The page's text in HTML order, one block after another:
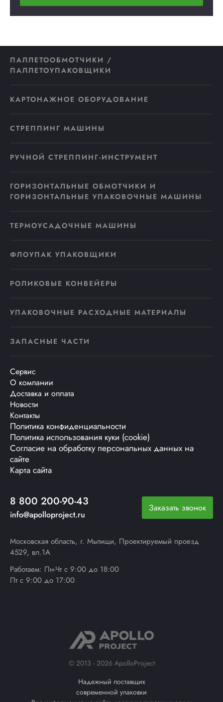
ПАЛЛЕТООБМОТЧИКИ /
ПАЛЛЕТОУПАКОВЩИКИ
КАРТОНАЖНОЕ ОБОРУДОВАНИЕ
СТРЕППИНГ МАШИНЫ
РУЧНОЙ СТРЕППИНГ-ИНСТРУМЕНТ
ГОРИЗОНТАЛЬНЫЕ ОБМОТЧИКИ И
ГОРИЗОНТАЛЬНЫЕ УПАКОВОЧНЫЕ МАШИНЫ
ТЕРМОУСАДОЧНЫЕ МАШИНЫ
ФЛОУПАК УПАКОВЩИКИ
РОЛИКОВЫЕ КОНВЕЙЕРЫ
УПАКОВОЧНЫЕ РАСХОДНЫЕ МАТЕРИАЛЫ
ЗАПАСНЫЕ ЧАСТИ
© 2013 - 2026 ApolloProject
Надежный поставщик
современной упаковки
Сервис
О компании
Доставка и оплата
Новости
Контакты
Политика конфиденциальности
Политика использования куки (cookie)
Согласие на обработку персональных данных на
сайте
Карта сайта
8 800 200-90-43
info@apolloproject.ru
Заказать звонок
Московская область, г. Мытищи, Проектируемый проезд
4529, вл.1А
Работаем: Пн-Чт с 9:00 до 18:00
Пт с 9:00 до 17:00